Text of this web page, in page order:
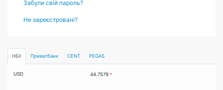
Забули свій пароль?
Не зареєстровані?
НБУ Приватбанк CENT PEGAS
USD 44.7579